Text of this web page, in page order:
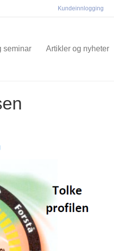
Kundeinnlogging
seminar Artikler og nyheter